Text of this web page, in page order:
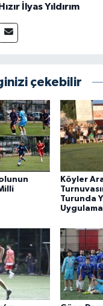
Hızır İlyas Yıldırım
çekebilir
Köyler
Turunda